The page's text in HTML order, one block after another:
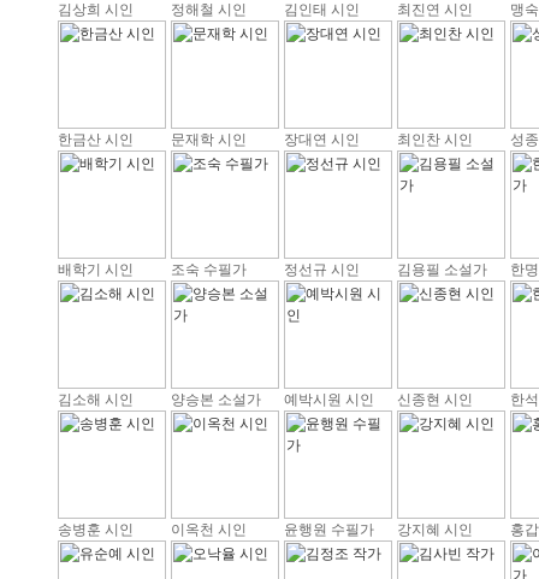
김상희 시인 정해철 시인 김인태 시인 최진연 시인 맹
한금산 시인 문재학 시인 장대연 시인 최인찬 시인 성
배학기 시인 조숙 수필가 정선규 시인 김용필 소설가 한
김소해 시인 양승본 소설가 예박시원 시인 신종현 시인 한
송병훈 시인 이옥천 시인 윤행원 수필가 강지혜 시인 홍